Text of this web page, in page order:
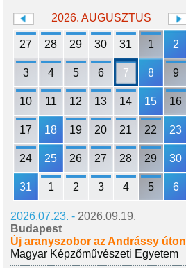
2026. AUGUSZTUS
27 28 29 30 31 1 2
3 4 5 6 7 8 9
10 11 12 13 14 15 16
17 18 19 20 21 22 23
24 25 26 27 28 29 30
31 1 2 3 4 5 6
2026.07.23. - 2026.09.19.
Budapest
Új aranyszobor az Andrássy úton
Magyar Képzőművészeti Egyetem